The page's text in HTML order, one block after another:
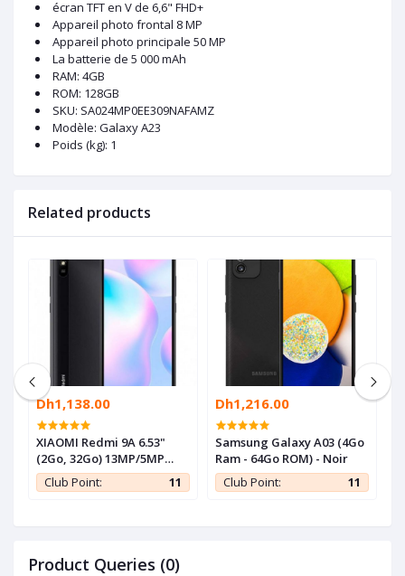
écran TFT en V de 6,6" FHD+
Appareil photo frontal 8 MP
Appareil photo principale 50 MP
La batterie de 5 000 mAh
RAM: 4GB
ROM: 128GB
SKU: SA024MP0EE309NAFAMZ
Modèle: Galaxy A23
Poids (kg): 1
Related products
Dh1,138.00
XIAOMI Redmi 9A 6.53"
(2Go, 32Go) 13MP/5MP
Android - Gris - 1 an de
garantie
Club Point: 11
Dh1,216.00
Samsung Galaxy A03 (4Go
Ram - 64Go ROM) - Noir
Club Point:
11
Product Queries (0)